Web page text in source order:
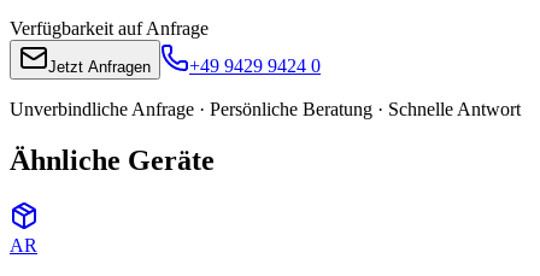
Verfügbarkeit auf Anfrage
Jetzt Anfragen +49 9429 9424 0
Unverbindliche Anfrage · Persönliche Beratung · Schnelle Antwort
Ähnliche Geräte
AR